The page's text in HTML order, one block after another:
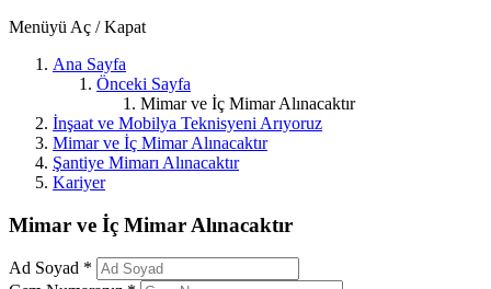
Menüyü Aç / Kapat
Ana Sayfa
Önceki Sayfa
Mimar ve İç Mimar Alınacaktır
İnşaat ve Mobilya Teknisyeni Arıyoruz
Mimar ve İç Mimar Alınacaktır
Şantiye Mimarı Alınacaktır
Kariyer
Mimar ve İç Mimar Alınacaktır
Ad Soyad *